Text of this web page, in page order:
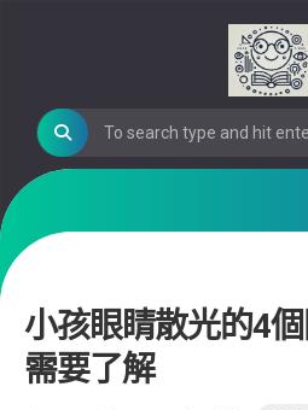
小孩眼睛散光的4
需要了解